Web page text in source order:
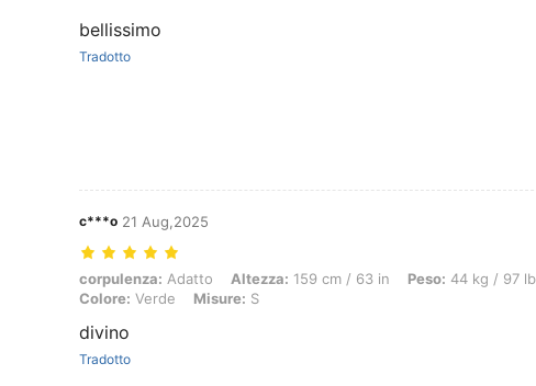
bellissimo
Tradotto
c***o 21 Aug,2025
corpulenza: Adatto, Altezza: 159 cm / 63 in, Peso: 44 kg / 97 lbs, Forma del
corpulenza: Adatto Altezza: 159 cm / 63 in Peso: 44 kg / 97
Colore: Verde Misure: S
divino
Tradotto